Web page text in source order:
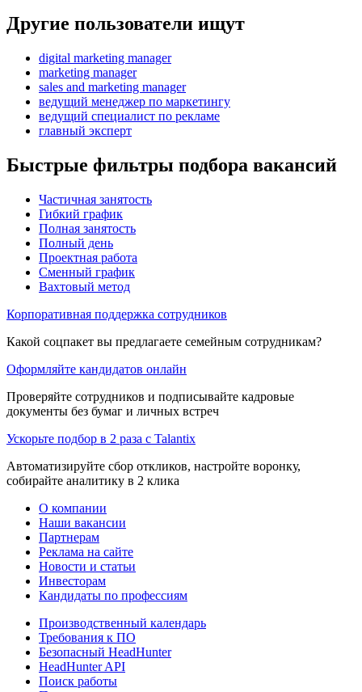
Другие пользователи ищут
digital marketing manager
marketing manager
sales and marketing manager
ведущий менеджер по маркетингу
ведущий специалист по рекламе
главный эксперт
Быстрые фильтры подбора вакансий
Частичная занятость
Гибкий график
Полная занятость
Полный день
Проектная работа
Сменный график
Вахтовый метод
Корпоративная поддержка сотрудников
Какой соцпакет вы предлагаете семейным сотрудникам?
Оформляйте кандидатов онлайн
Проверяйте сотрудников и подписывайте кадровые
документы без бумаг и личных встреч
Ускорьте подбор в 2 раза с Talantix
Автоматизируйте сбор откликов, настройте воронку,
собирайте аналитику в 2 клика
О компании
Наши вакансии
Партнерам
Реклама на сайте
Новости и статьи
Инвесторам
Кандидаты по профессиям
Производственный календарь
Требования к ПО
Безопасный HeadHunter
HeadHunter API
Поиск работы